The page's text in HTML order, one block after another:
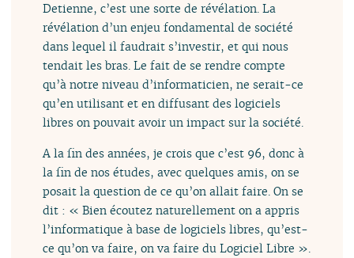
Detienne, c’est une sorte de révélation. La
révélation d’un enjeu fondamental de société
dans lequel il faudrait s’investir, et qui nous
tendait les bras. Le fait de se rendre compte
qu’à notre niveau d’informaticien, ne serait-ce
qu’en utilisant et en diffusant des logiciels
libres on pouvait avoir un impact sur la société.
A la fin des années, je crois que c’est 96, donc à
la fin de nos études, avec quelques amis, on se
posait la question de ce qu’on allait faire. On se
dit : « Bien écoutez naturellement on a appris
l’informatique à base de logiciels libres, qu’est-
ce qu’on va faire, on va faire du Logiciel Libre ».